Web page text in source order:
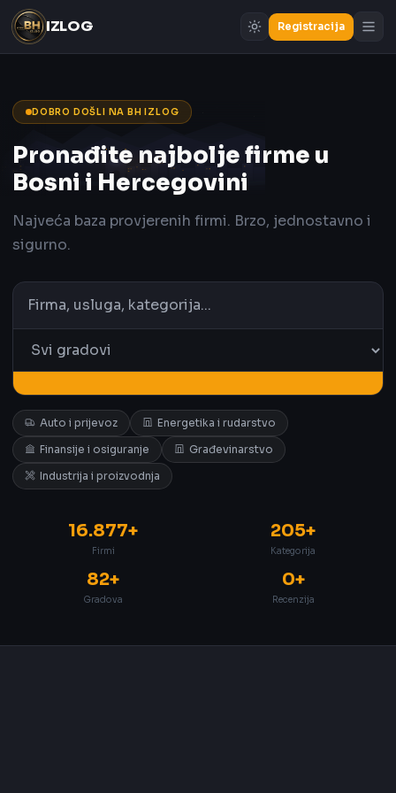
IZLOG Registracija
DOBRO DOŠLI NA BH IZLOG
Pronađite najbolje firme u
Bosni i Hercegovini
Najveća baza provjerenih firmi. Brzo, jednostavno i
sigurno.
Auto i prijevoz
Energetika i rudarstvo
Finansije i osiguranje
Građevinarstvo
Industrija i proizvodnja
16.877+
Firmi
205+
Kategorija
82+
Gradova
0+
Recenzija